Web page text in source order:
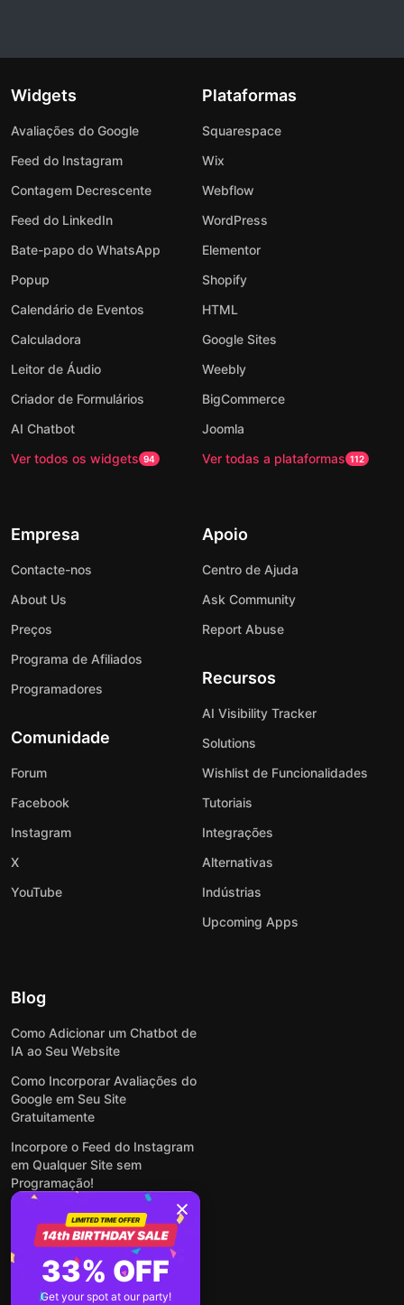
Widgets
Avaliações do Google
Feed do Instagram
Contagem Decrescente
Feed do LinkedIn
Bate-papo do WhatsApp
Popup
Calendário de Eventos
Calculadora
Leitor de Áudio
Criador de Formulários
AI Chatbot
Ver todos os widgets 94
Plataformas
Squarespace
Wix
Webflow
WordPress
Elementor
Shopify
HTML
Google Sites
Weebly
BigCommerce
Joomla
Ver todas a plataformas 112
Empresa
Contacte-nos
About Us
Preços
Programa de Afiliados
Programadores
Comunidade
Forum
Facebook
Instagram
X
YouTube
Apoio
Centro de Ajuda
Ask Community
Report Abuse
Recursos
AI Visibility Tracker
Solutions
Wishlist de Funcionalidades
Tutoriais
Integrações
Alternativas
Indústrias
Upcoming Apps
Blog
Como Adicionar um Chatbot de
IA ao Seu Website
Como Incorporar Avaliações do
Google em Seu Site
Gratuitamente
Incorpore o Feed do Instagram
em Qualquer Site sem
Programação!
Como Incorporar Formulários
em Qualquer Site Online e
Gratuitamente
Como Criar Formulário para
WordPress: Simples e Rápido
33% OFF
Get your spot at our party!